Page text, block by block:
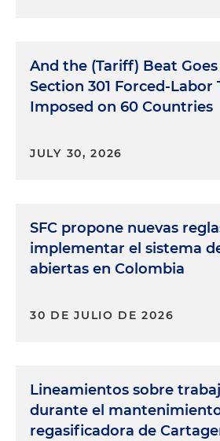
And the (Tariff) Beat
Section 301 Forced-Labor
Imposed on 60 Countries
JULY 30, 2026
SFC propone nuevas
implementar el sistema
abiertas en Colombia
30 DE JULIO DE 2026
Lineamientos sobre
durante el
regasificadora de